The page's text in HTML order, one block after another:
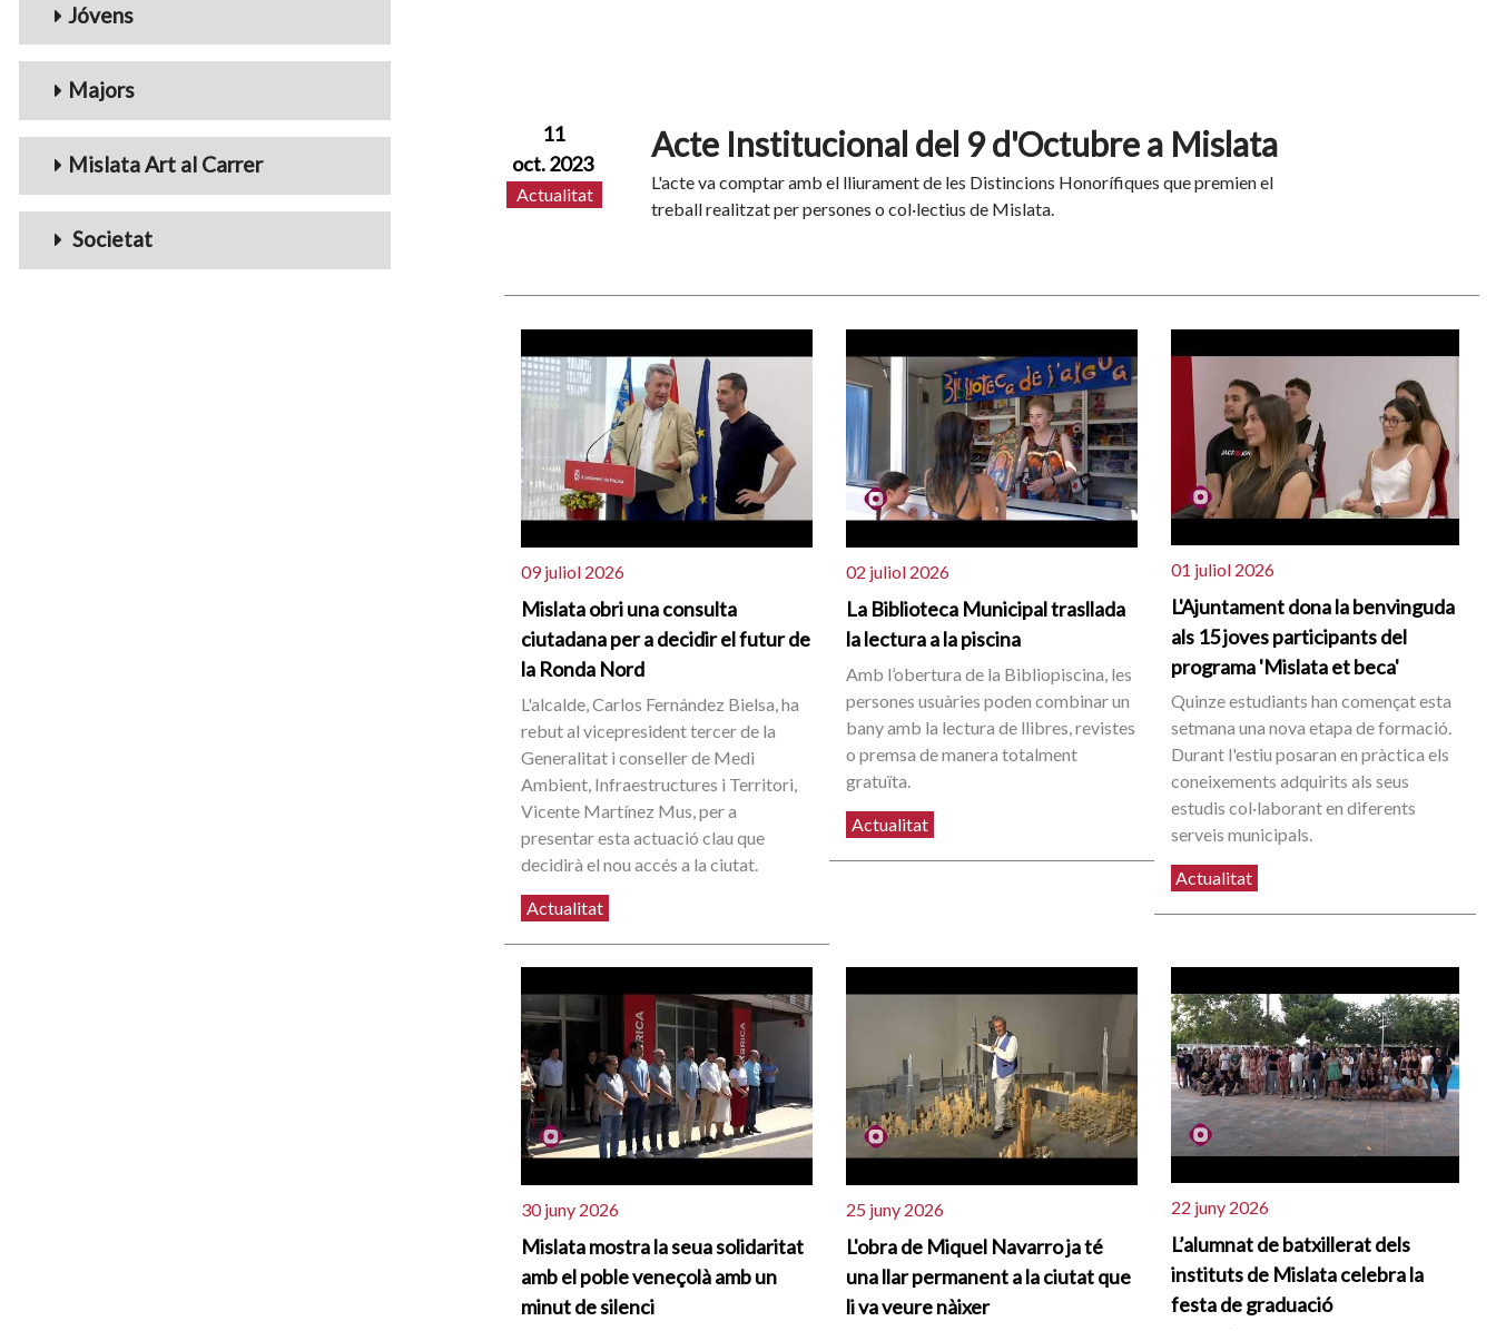
Jóvens
Majors
Mislata Art al Carrer
Societat
11
oct. 2023
Actualitat
Acte Institucional del 9 d'Octubre a Mislata
L'acte va comptar amb el lliurament de les Distincions Honorífiques que premien el
treball realitzat per persones o col·lectius de Mislata.
09 juliol 2026
Mislata obri una consulta
ciutadana per a decidir el futur de
la Ronda Nord
L'alcalde, Carlos Fernández Bielsa, ha
rebut al vicepresident tercer de la
Generalitat i conseller de Medi
Ambient, Infraestructures i Territori,
Vicente Martínez Mus, per a
presentar esta actuació clau que
decidirà el nou accés a la ciutat.
Actualitat
02 juliol 2026
La Biblioteca Municipal trasllada
la lectura a la piscina
Amb l’obertura de la Bibliopiscina, les
persones usuàries poden combinar un
bany amb la lectura de llibres, revistes
o premsa de manera totalment
gratuïta.
Actualitat
01 juliol 2026
L'Ajuntament dona la benvinguda
als 15 joves participants del
programa 'Mislata et beca'
Quinze estudiants han començat esta
setmana una nova etapa de formació.
Durant l'estiu posaran en pràctica els
coneixements adquirits als seus
estudis col·laborant en diferents
serveis municipals.
Actualitat
30 juny 2026
Mislata mostra la seua solidaritat
amb el poble veneçolà amb un
minut de silenci
25 juny 2026
L'obra de Miquel Navarro ja té
una llar permanent a la ciutat que
li va veure nàixer
22 juny 2026
L’alumnat de batxillerat dels
instituts de Mislata celebra la
festa de graduació